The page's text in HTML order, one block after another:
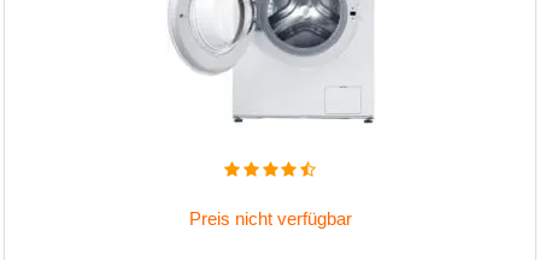
Preis nicht verfügbar